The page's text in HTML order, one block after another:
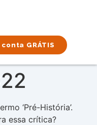
GRÁTIS
‘Pré-História’.
essa crítica?